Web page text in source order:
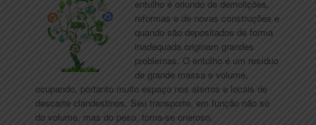
entulho é oriundo de demolições,
reformas e de novas construções e
quando são depositados de forma
inadequada originam grandes
problemas. O entulho é um resíduo
de grande massa e volume,
ocupando, portanto muito espaço nos aterros e locais de
descarte clandestinos. Seu transporte, em função não só
do volume, mas do peso, torna-se oneroso.